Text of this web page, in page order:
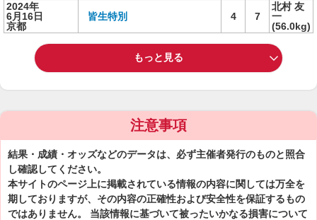
2024年
6月16日
京都
皆生特別 4 7
北村 友
一
(56.0kg)
もっと見る
注意事項
結果・成績・オッズなどのデータは、必ず主催者発行のものと照合
し確認してください。
本サイトのページ上に掲載されている情報の内容に関しては万全を
期しておりますが、その内容の正確性および安全性を保証するもの
ではありません。 当該情報に基づいて被ったいかなる損害について